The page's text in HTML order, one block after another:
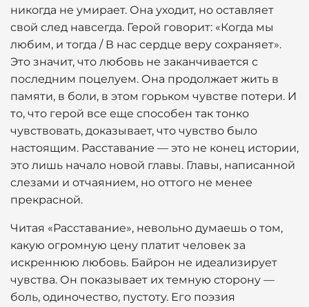
никогда не умирает. Она уходит, но оставляет
свой след навсегда. Герой говорит: «Когда мы
любим, и тогда / В нас сердце веру сохраняет».
Это значит, что любовь не заканчивается с
последним поцелуем. Она продолжает жить в
памяти, в боли, в этом горьком чувстве потери. И
то, что герой все еще способен так тонко
чувствовать, доказывает, что чувство было
настоящим. Расставание — это не конец истории,
это лишь начало новой главы. Главы, написанной
слезами и отчаянием, но оттого не менее
прекрасной.
Читая «Расставание», невольно думаешь о том,
какую огромную цену платит человек за
искреннюю любовь. Байрон не идеализирует
чувства. Он показывает их темную сторону —
боль, одиночество, пустоту. Его поэзия